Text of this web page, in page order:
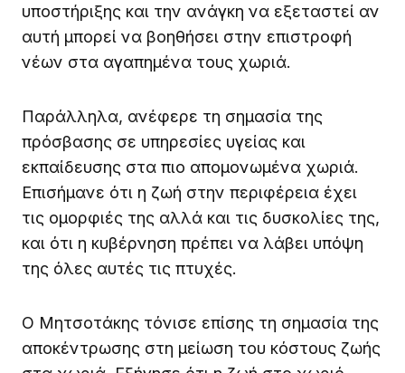
υποστήριξης και την ανάγκη να εξεταστεί αν
αυτή μπορεί να βοηθήσει στην επιστροφή
νέων στα αγαπημένα τους χωριά.
Παράλληλα, ανέφερε τη σημασία της
πρόσβασης σε υπηρεσίες υγείας και
εκπαίδευσης στα πιο απομονωμένα χωριά.
Επισήμανε ότι η ζωή στην περιφέρεια έχει
τις ομορφιές της αλλά και τις δυσκολίες της,
και ότι η κυβέρνηση πρέπει να λάβει υπόψη
της όλες αυτές τις πτυχές.
Ο Μητσοτάκης τόνισε επίσης τη σημασία της
αποκέντρωσης στη μείωση του κόστους ζωής